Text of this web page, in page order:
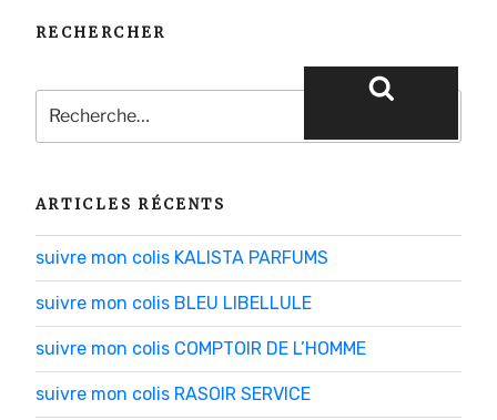
RECHERCHER
pour
:
ARTICLES RÉCENTS
suivre mon colis KALISTA PARFUMS
suivre mon colis BLEU LIBELLULE
suivre mon colis COMPTOIR DE L’HOMME
suivre mon colis RASOIR SERVICE